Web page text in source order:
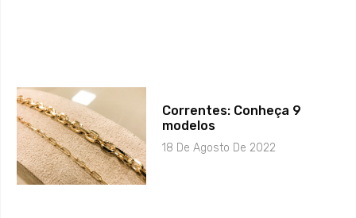
Correntes: Conheça 9
modelos
18 De Agosto De 2022